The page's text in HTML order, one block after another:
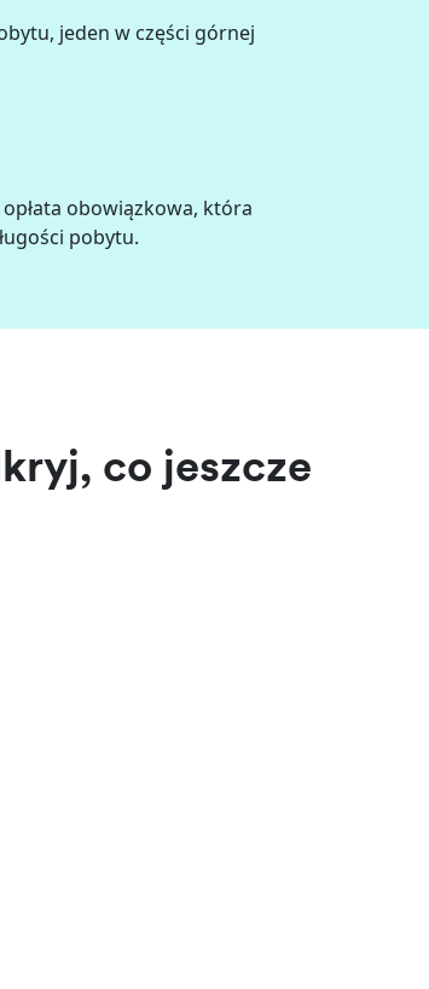
jeden w części górnej
obowiązkowa, która
pobytu.
co jeszcze